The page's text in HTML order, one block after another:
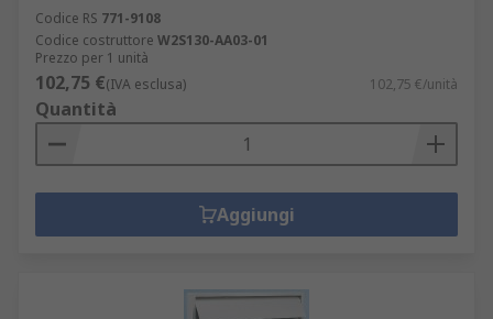
Codice RS 771-9108
Codice costruttore W2S130-AA03-01
Prezzo per 1 unità
102,75 €(IVA esclusa) 102,75 €/unità
Quantità
Aggiungi